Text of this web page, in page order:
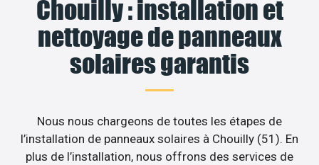
Chouilly : installation et
nettoyage de panneaux
solaires garantis
Nous nous chargeons de toutes les étapes de
l’installation de panneaux solaires à Chouilly (51). En
plus de l’installation, nous offrons des services de